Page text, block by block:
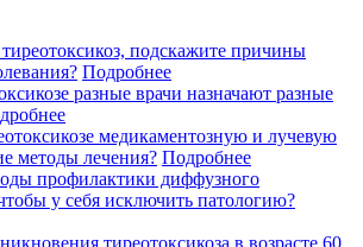
подскажите причины
Подробнее
разные врачи назначают разные
медикаментозную и лучевую
методы лечения? Подробнее
профилактики диффузного
у себя исключить патологию?
тиреотоксикоза в возрасте 60